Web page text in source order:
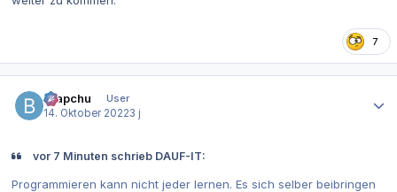
7
Brapchu
User
14. Oktober 20223 j
vor 7 Minuten schrieb DAUF-IT:
Programmieren kann nicht jeder lernen. Es sich selber beibringen